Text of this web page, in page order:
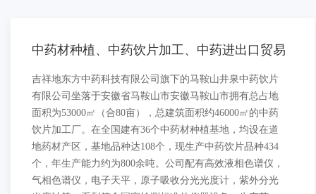
中药材种植、中药饮片加工、中药进出口贸易
吉祥地东方中药科技有限公司旗下的马鞍山井泉中药饮片
有限公司坐落于安徽省马鞍山市安徽马鞍山市拥有总占地
面积为53000㎡（合80亩），总建筑面积约46000㎡的中药
饮片加工厂。在全国建有36个中药材种植基地，均设在道
地药材产区，基地品种达108个，现生产中药饮片品种434
个，年生产能力约为800余吨。公司配有高效液相色谱仪，
气相色谱仪，电子天平，原子吸收分光光度计，紫外分光